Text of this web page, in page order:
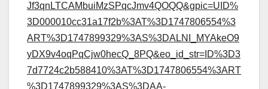
Jf3qnLTCAMbuiMzSPqcJmv4QOQQ&gpic=UID%
3D000010cc31a17f2b%3AT%3D1747806554%3
ART%3D1747899329%3AS%3DALNI_MYAkeO9
yDX9v4oqPqCjw0hecQ_8PQ&eo_id_str=ID%3D3
7d7724c2b588410%3AT%3D1747806554%3ART
%3D1747899329%3AS%3DAA-